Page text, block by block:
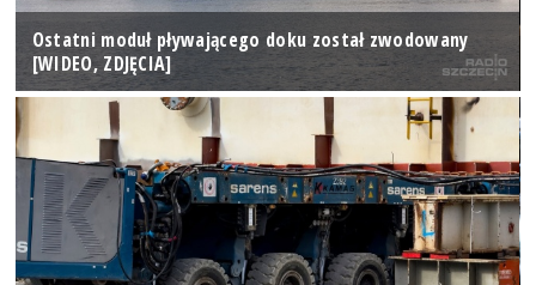
Ostatni moduł pływającego doku został zwodowany
[WIDEO, ZDJĘCIA]